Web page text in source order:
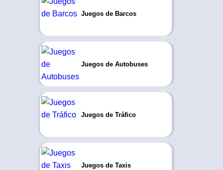
Juegos de Barcos
Juegos de Autobuses
Juegos de Tráfico
Juegos de Taxis